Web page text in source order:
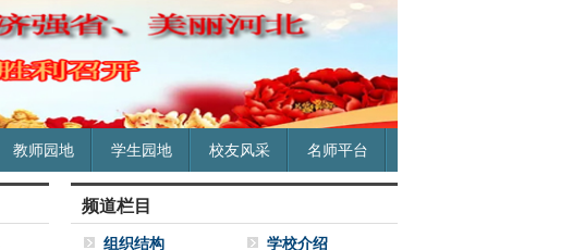
教师园地 学生园地 校友风采 名师平台
频道栏目
组织结构
学校介绍